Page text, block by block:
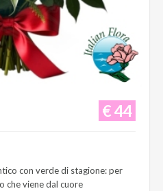
€ 44
con verde di stagione: per
che viene dal cuore